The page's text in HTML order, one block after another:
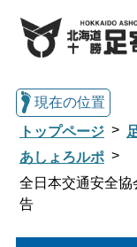
現在の位置
トップページ
あしょろルポ
全日本交通安全協
告